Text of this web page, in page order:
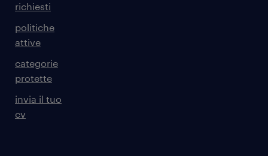
richiesti
politiche
attive
categorie
protette
invia il tuo
cv